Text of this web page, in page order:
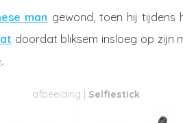
man gewond, toen hij tijdens
doordat bliksem insloeg op zijn
.
Selfiestick